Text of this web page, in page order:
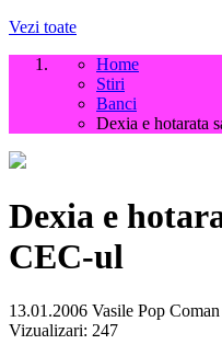
Vezi toate
Home
Stiri
Banci
Dexia e hotarata
Dexia e
CEC-ul
13.01.2006 Vasile Pop Coman
Vizualizari: 247